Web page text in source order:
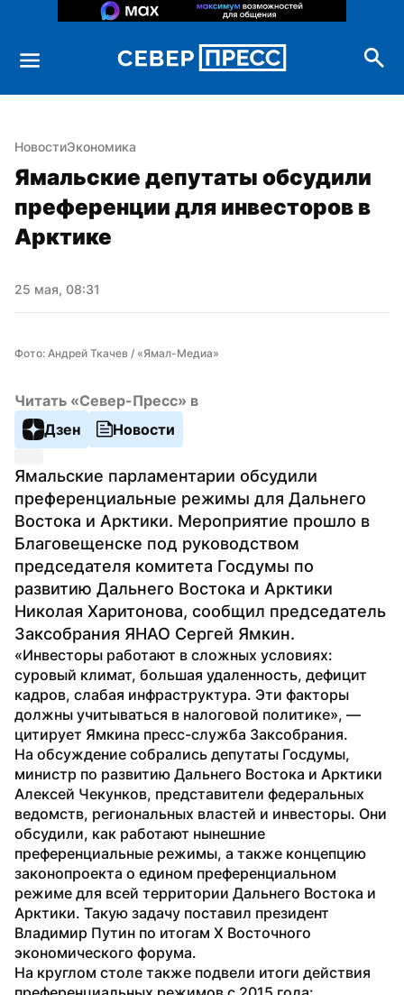
НовостиЭкономика
Ямальские депутаты обсудили
преференции для инвесторов в
Арктике
25 мая, 08:31
Фото: Андрей Ткачев / «Ямал-Медиа»
Читать «Север-Пресс» в
Дзен
Новости
Ямальские парламентарии обсудили
преференциальные режимы для Дальнего
Востока и Арктики. Мероприятие прошло в
Благовещенске под руководством
председателя комитета Госдумы по
развитию Дальнего Востока и Арктики
Николая Харитонова, сообщил председатель
Заксобрания ЯНАО Сергей Ямкин.
«Инвесторы работают в сложных условиях:
суровый климат, большая удаленность, дефицит
кадров, слабая инфраструктура. Эти факторы
должны учитываться в налоговой политике», —
цитирует Ямкина пресс-служба Заксобрания.
На обсуждение собрались депутаты Госдумы,
министр по развитию Дальнего Востока и Арктики
Алексей Чекунков, представители федеральных
ведомств, региональных властей и инвесторы. Они
обсудили, как работают нынешние
преференциальные режимы, а также концепцию
законопроекта о едином преференциальном
режиме для всей территории Дальнего Востока и
Арктики. Такую задачу поставил президент
Владимир Путин по итогам X Восточного
экономического форума.
На круглом столе также подвели итоги действия